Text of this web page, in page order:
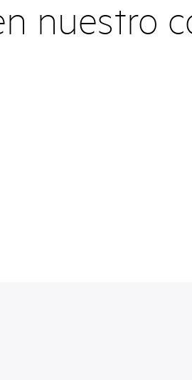
nuestro